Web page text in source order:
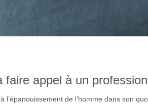
faire appel à un
l’épanouissement de l’homme dans son